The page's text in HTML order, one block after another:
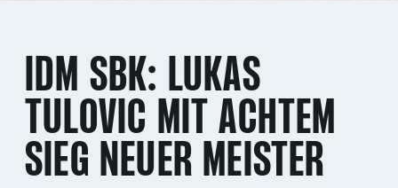
IDM SBK: LUKAS
TULOVIC MIT ACHTEM
SIEG NEUER MEISTER